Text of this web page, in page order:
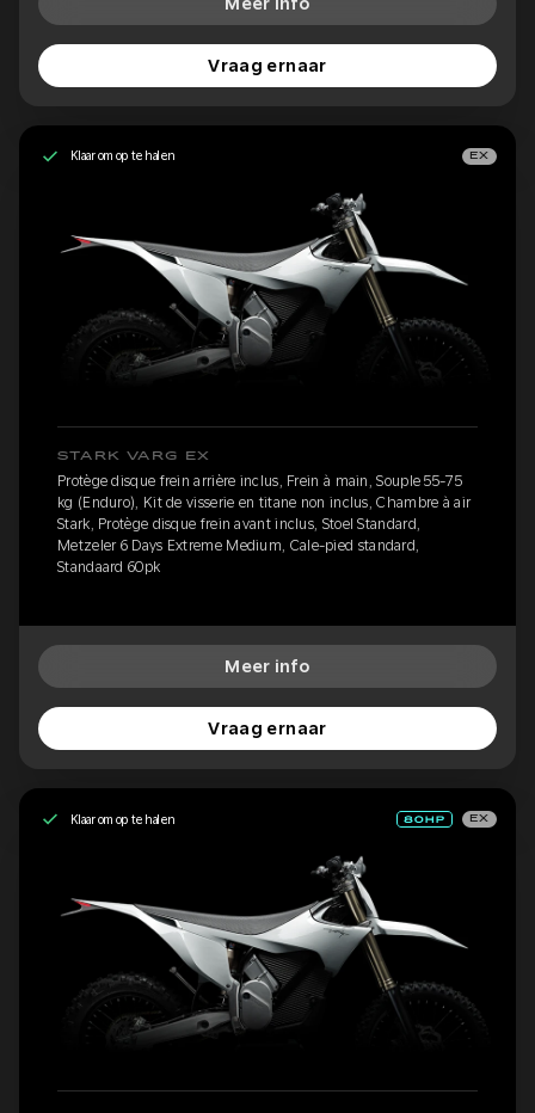
Vraag ernaar
Klaar om op te halen EX
STARK VARG EX
Protège disque frein arrière inclus, Frein à main, Souple 55-75
kg (Enduro), Kit de visserie en titane non inclus, Chambre à air
Stark, Protège disque frein avant inclus, Stoel Standard,
Metzeler 6 Days Extreme Medium, Cale-pied standard,
Standaard 60pk
Meer info
Vraag ernaar
Klaar om op te halen EX